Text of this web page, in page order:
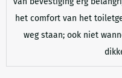
het comfort van het
weg staan; ook niet